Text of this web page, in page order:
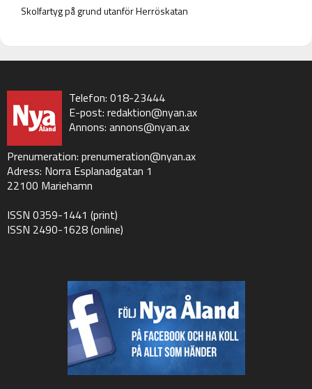
Skolfartyg på grund utanför Herröskatan
Telefon: 018-23444
E-post: redaktion@nyan.ax
Annons: annons@nyan.ax
Prenumeration: prenumeration@nyan.ax
Adress: Norra Esplanadgatan 1
22100 Mariehamn
ISSN 0359-1441 (print)
ISSN 2490-1628 (online)